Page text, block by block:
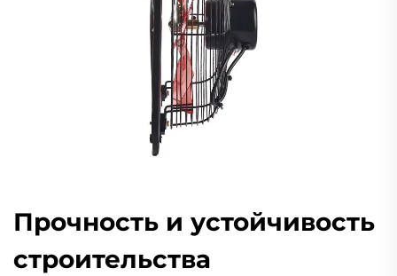
Прочность и устойчивость
строительства